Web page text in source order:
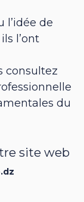
l’idée de
l’ont
consultez
du
site web